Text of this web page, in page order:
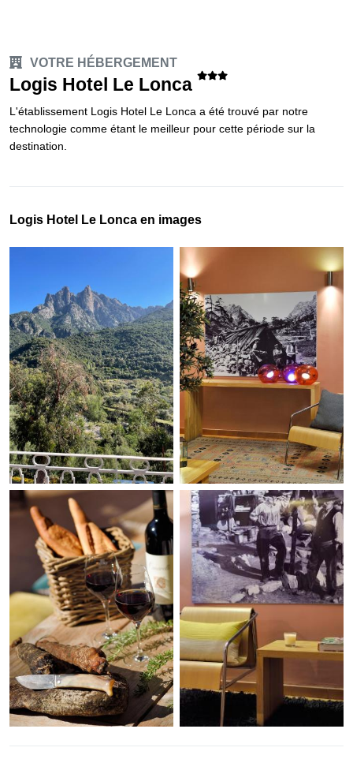
VOTRE HÉBERGEMENT
Logis Hotel Le Lonca
L'établissement Logis Hotel Le Lonca a été trouvé par notre
technologie comme étant le meilleur pour cette période sur la
destination.
Logis Hotel Le Lonca en images